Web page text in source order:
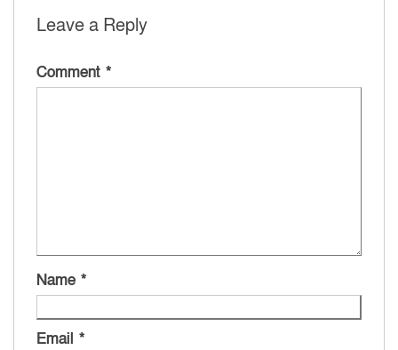
Leave a Reply
Comment *
Name *
Email *